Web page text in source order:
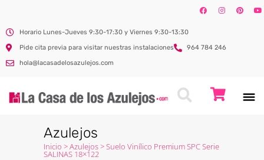
Horario Lunes-Jueves 9:30-17:30 y Viernes 9:30-13:30
Pide cita previa para visitar nuestras instalaciones
964 784 246
hola@lacasadelosazulejos.com
Azulejos
Inicio >Azulejos>Suelo Vinílico Premium SPC Serie
SALINAS 18×122